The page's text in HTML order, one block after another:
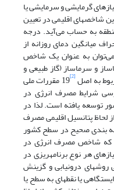
گرمایشی و سرمایشی یا
شاخص­های اقلیمی در تعیین
به حساب می‌آید. درجه
میانگین دمای روزانه از
به عنوان یک شاخص
و سرماساز (گاز طبیعی و
به اصل [2] 19 مقررات ملی
شرایط مصرف انرژی در
توسعه یافته است. لذا در
لحاظ پتانسیل اقلیمی مصرف
بندی صحیح در سطح کشور
که شاخص مصرف انرژی در
هر نوع برنامه­ریزی در
درون­یابی و گزینش
یا نقطه­ای به سطح یا